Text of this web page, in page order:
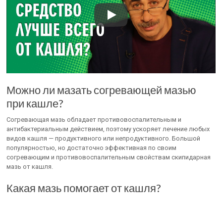
Можно ли мазать согревающей мазью
при кашле?
Согревающая мазь обладает противовоспалительным и
антибактериальным действием, поэтому ускоряет лечение любых
видов кашля — продуктивного или непродуктивного. Большой
популярностью, но достаточно эффективная по своим
согревающим и противовоспалительным свойствам скипидарная
мазь от кашля.
Какая мазь помогает от кашля?